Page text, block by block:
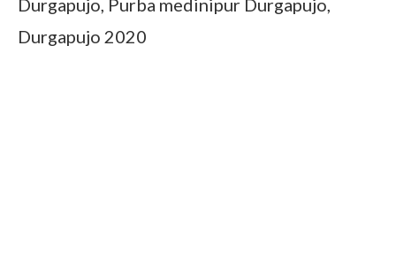
Durgapujo, Purba medinipur Durgapujo,
Durgapujo 2020